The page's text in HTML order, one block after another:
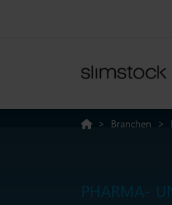
> Branchen >
PHARMA-